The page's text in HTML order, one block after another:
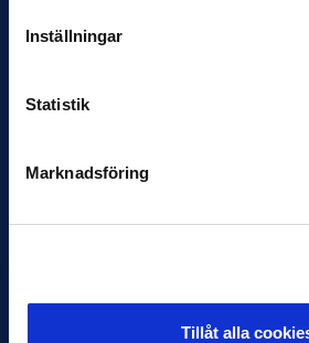
Inställningar
Statistik
Marknadsföring
Tillåt alla
Han nätade snyggast i
otroligt mål”
Magnusson fick flest…